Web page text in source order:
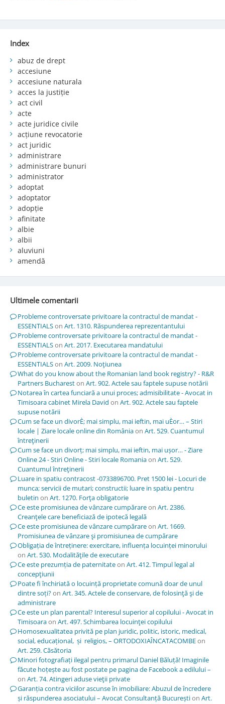
Index
abuz de drept
accesiune
accesiune naturala
acces la justiție
act civil
acte
acte juridice civile
acțiune revocatorie
act juridic
administrare
administrare bunuri
administrator
adoptat
adoptator
adopție
afinitate
albie
albii
aluviuni
amendă
Ultimele comentarii
Probleme controversate privitoare la contractul de mandat -
ESSENTIALSon Art. 1310. Răspunderea reprezentantului
Probleme controversate privitoare la contractul de mandat -
ESSENTIALSon Art. 2017. Executarea mandatului
Probleme controversate privitoare la contractul de mandat -
ESSENTIALSon Art. 2009. Noţiunea
What do you know about the Romanian land book registry? - R&R
Partners Buchareston Art. 902. Actele sau faptele supuse notării
Notarea în cartea funciară a unui proces; admisibilitate - Avocat in
Timisoara cabinet Mirela David on Art. 902. Actele sau faptele
supuse notării
Cum se face un divorÈ; mai simplu, mai ieftin, mai uÈor… – Stiri
locale | Ziare locale online din Româniaon Art. 529. Cuantumul
întreţinerii
Cum se face un divorț; mai simplu, mai ieftin, mai ușor… - Ziare
Online 24 - Stiri Online - Stiri locale Romaniaon Art. 529.
Cuantumul întreţinerii
Luare in spatiu contracost -0733896700. Pret 1500 lei - Locuri de
munca; servicii de mutari; constructii; luare in spatiu pentru
buletin on Art. 1270. Forţa obligatorie
Ce este promisiunea de vânzare cumpărareon Art. 2386.
Creanţele care beneficiază de ipotecă legală
Ce este promisiunea de vânzare cumpărareon Art. 1669.
Promisiunea de vânzare şi promisiunea de cumpărare
Obligația de întreținere: exercitare, influența locuinței minorului
on Art. 530. Modalităţile de executare
Ce este prezumția de paternitateon Art. 412. Timpul legal al
concepţiunii
Poate fi închiriată o locuință proprietate comună doar de unul
dintre soți?on Art. 345. Actele de conservare, de folosinţă şi de
administrare
Ce este un plan parental? Interesul superior al copilului - Avocat in
Timisoaraon Art. 497. Schimbarea locuinţei copilului
Homosexualitatea privită pe plan juridic, politic, istoric, medical,
social, educațional, și religios, – ORTODOXIAÎNCATACOMBEon
Art. 259. Căsătoria
Minori fotografiați ilegal pentru primarul Daniel Băluță! Imaginile
făcute hoțește au fost postate pe pagina de Facebook a edilului –
on Art. 74. Atingeri aduse vieţii private
Garanția contra viciilor ascunse în imobiliare: Abuzul de încredere
și răspunderea asociatului – Avocat Consultanță Bucureștion Art.